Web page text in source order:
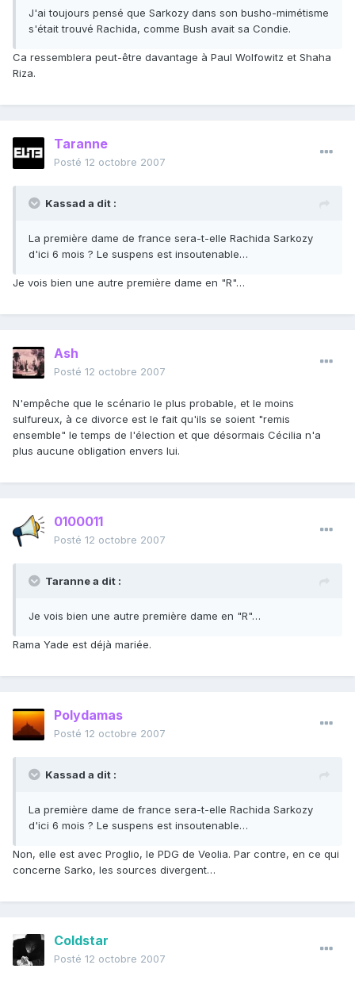
J'ai toujours pensé que Sarkozy dans son busho-mimétisme
s'était trouvé Rachida, comme Bush avait sa Condie.
Ca ressemblera peut-être davantage à Paul Wolfowitz et Shaha
Riza.
Taranne
Posté 12 octobre 2007
Kassad a dit :
La première dame de france sera-t-elle Rachida Sarkozy
d'ici 6 mois ? Le suspens est insoutenable…
Je vois bien une autre première dame en "R"…
Ash
Posté 12 octobre 2007
N'empêche que le scénario le plus probable, et le moins
sulfureux, à ce divorce est le fait qu'ils se soient "remis
ensemble" le temps de l'élection et que désormais Cécilia n'a
plus aucune obligation envers lui.
0100011
Posté 12 octobre 2007
Taranne a dit :
Je vois bien une autre première dame en "R"…
Rama Yade est déjà mariée.
Polydamas
Posté 12 octobre 2007
Kassad a dit :
La première dame de france sera-t-elle Rachida Sarkozy
d'ici 6 mois ? Le suspens est insoutenable…
Non, elle est avec Proglio, le PDG de Veolia. Par contre, en ce qui
concerne Sarko, les sources divergent…
Coldstar
Posté 12 octobre 2007